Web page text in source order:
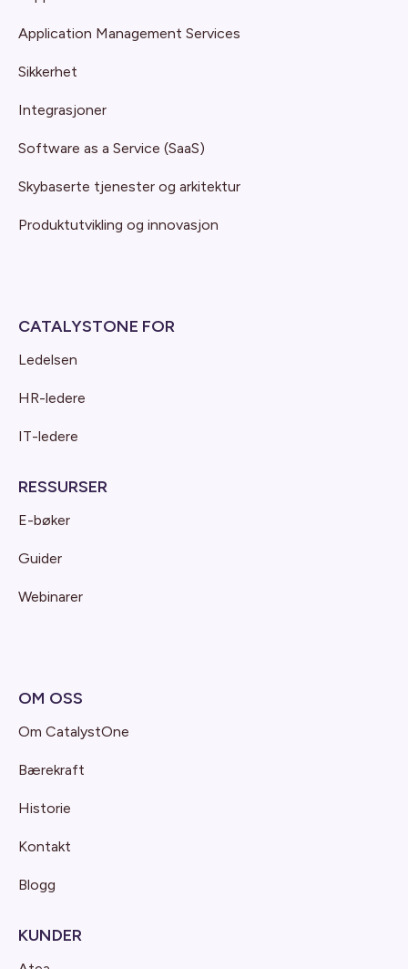
Application Management Services
Sikkerhet
Integrasjoner
Software as a Service (SaaS)
Skybaserte tjenester og arkitektur
Produktutvikling og innovasjon
CATALYSTONE FOR
Ledelsen
HR-ledere
IT-ledere
RESSURSER
E-bøker
Guider
Webinarer
OM OSS
Om CatalystOne
Bærekraft
Historie
Kontakt
Blogg
KUNDER